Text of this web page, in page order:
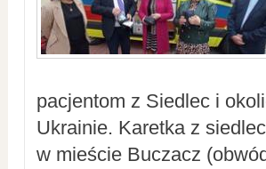
pacjentom z Siedlec i
Ukrainie. Karetka z
w mieście Buczacz